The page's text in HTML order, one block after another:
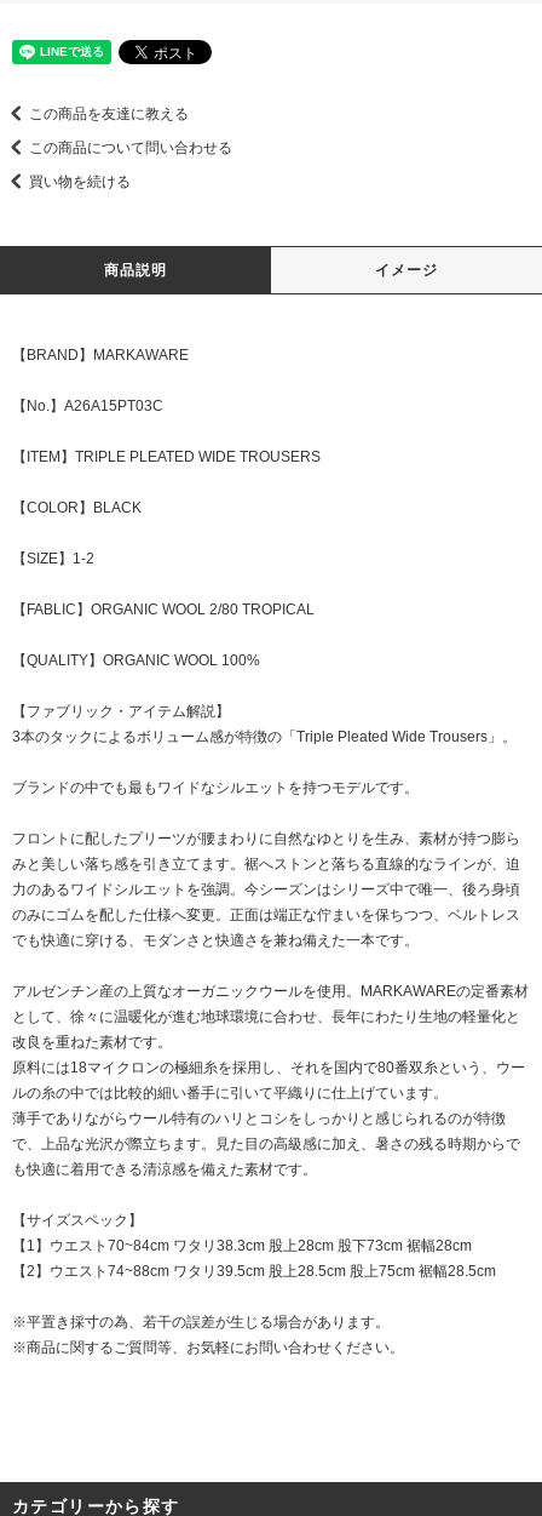
この商品を友達に教える
この商品について問い合わせる
買い物を続ける
商品説明 イメージ
【BRAND】MARKAWARE
【No.】A26A15PT03C
【ITEM】TRIPLE PLEATED WIDE TROUSERS
【COLOR】BLACK
【SIZE】1-2
【FABLIC】ORGANIC WOOL 2/80 TROPICAL
【QUALITY】ORGANIC WOOL 100%
【ファブリック・アイテム解説】
3本のタックによるボリューム感が特徴の「Triple Pleated Wide Trousers」。
ブランドの中でも最もワイドなシルエットを持つモデルです。
フロントに配したプリーツが腰まわりに自然なゆとりを生み、素材が持つ膨ら
みと美しい落ち感を引き立てます。裾へストンと落ちる直線的なラインが、迫
力のあるワイドシルエットを強調。今シーズンはシリーズ中で唯一、後ろ身頃
のみにゴムを配した仕様へ変更。正面は端正な佇まいを保ちつつ、ベルトレス
でも快適に穿ける、モダンさと快適さを兼ね備えた一本です。
アルゼンチン産の上質なオーガニックウールを使用。MARKAWAREの定番素材
として、徐々に温暖化が進む地球環境に合わせ、長年にわたり生地の軽量化と
改良を重ねた素材です。
原料には18マイクロンの極細糸を採用し、それを国内で80番双糸という、ウー
ルの糸の中では比較的細い番手に引いて平織りに仕上げています。
薄手でありながらウール特有のハリとコシをしっかりと感じられるのが特徴
で、上品な光沢が際立ちます。見た目の高級感に加え、暑さの残る時期からで
も快適に着用できる清涼感を備えた素材です。
【サイズスペック】
【1】ウエスト70~84cm ワタリ38.3cm 股上28cm 股下73cm 裾幅28cm
【2】ウエスト74~88cm ワタリ39.5cm 股上28.5cm 股上75cm 裾幅28.5cm
※平置き採寸の為、若干の誤差が生じる場合があります。
※商品に関するご質問等、お気軽にお問い合わせください。
カテゴリーから探す